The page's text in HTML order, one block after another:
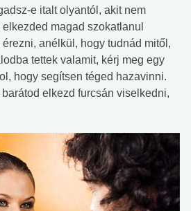
e italt olyantól, akit nem
magad szokatlanul
anélkül, hogy tudnád mitől,
tettek valamit, kérj meg egy
hogy segítsen téged hazavinni.
elkezd furcsán viselkedni,